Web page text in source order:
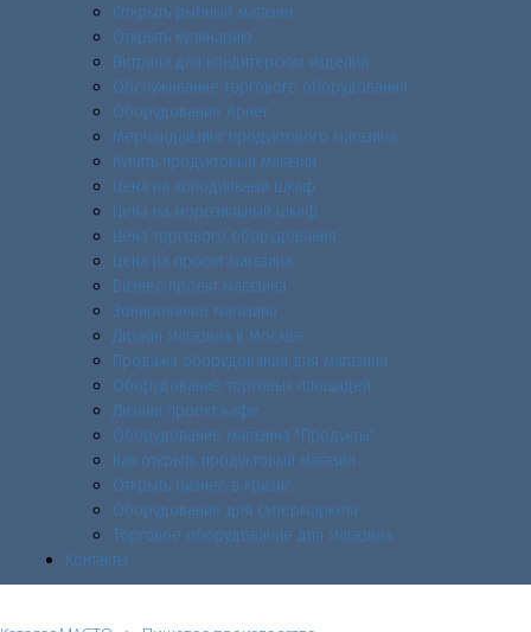
Открыть рыбный магазин
Открыть кулинарию
Витрина для кондитерских изделий
Обслуживание торгового оборудования
Оборудование Арнег
Мерчандайзинг продуктового магазина
Купить продуктовый магазин
Цена на холодильный шкаф
Цена на морозильный шкаф
Цена торгового оборудования
Цена на проект магазина
Бизнес проект магазина
Зонирование магазина
Дизайн магазина в Москве
Продажа оборудования для магазина
Оборудование торговых площадей
Дизайн проект кафе
Оборудование магазина "Продукты"
Как открыть продуктовый магазин
Открыть бизнес в кризис
Оборудование для супермаркета
Торговое оборудование для магазина
Контакты